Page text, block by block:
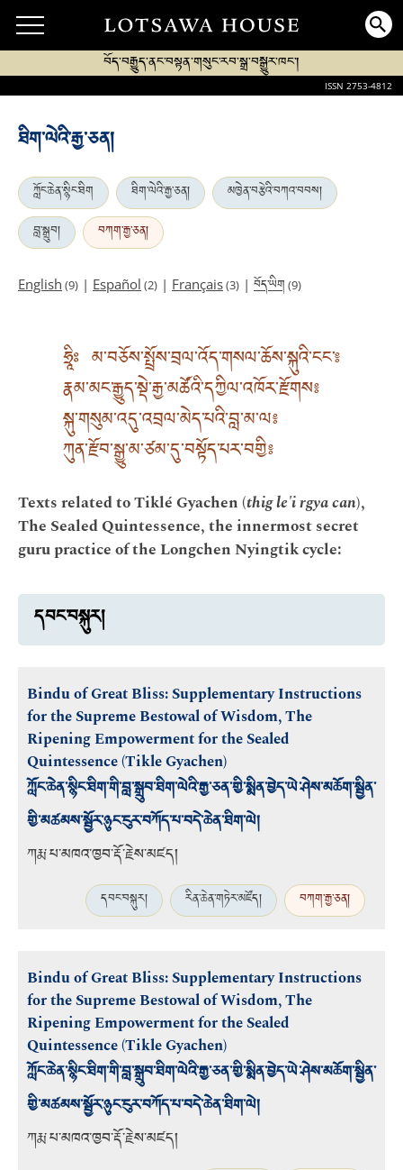
བོད་བརྒྱུད་ནང་བསྟན་གསུང་རབ་སྒྲ་བསྒྱུར་ཁང་།
ISSN 2753-4812
ཐིག་ལེའི་རྒྱ་ཅན།
ཀློང་ཆེན་སྙིང་ཐིག ཐིག་ལེའི་རྒྱ་ཅན།
མཁྱེན་བརྩེའི་བཀའ་བབས།
བླ་སྒྲུབ།
བཀག་རྒྱ་ཅན།
English (9) | Español (2) | Français(3) | བོད་ཡིག (9)
ཧྲཱིཿ མ་བཅོས་སྤྲོས་བྲལ་འོད་གསལ་ཆོས་སྐུའི་ངང་༔
རྣམ་མང་རྒྱུད་སྡེ་རྒྱ་མཚོའི་དཀྱིལ་འཁོར་རྫོགས༔
སྐུ་གསུམ་འདུ་འབྲལ་མེད་པའི་བླ་མ་ལ༔
ཀུན་རྫོབ་སྒྱུ་མ་ཙམ་དུ་བསྟོད་པར་བགྱི༔
Texts related to Tiklé Gyachen (thig le'i rgya can),
The Sealed Quintessence, the innermost secret
guru practice of the Longchen Nyingtik cycle:
དབང་བསྐུར།
Bindu of Great Bliss: Supplementary Instructions
for the Supreme Bestowal of Wisdom, The
Ripening Empowerment for the Sealed
Quintessence (Tikle Gyachen)
ཀློང་ཆེན་སྙིང་ཐིག་གི་བླ་སྒྲུབ་ཐིག་ལེའི་རྒྱ་ཅན་གྱི་སྨིན་བྱེད་ཡེ་ཤེས་མཆོག་སྦྱིན་
གྱི་མཚམས་སྦྱོར་ཉུང་ངུར་བཀོད་པ་བདེ་ཆེན་ཐིག་ལེ།
ཀརྨ་པ་མཁའ་ཁྱབ་རྡོ་རྗེས་མཛད།
དབང་བསྐུར། རིན་ཆེན་གཏེར་མཛོད། བཀག་རྒྱ་ཅན།
Bindu of Great Bliss: Supplementary Instructions
for the Supreme Bestowal of Wisdom, The
Ripening Empowerment for the Sealed
Quintessence (Tikle Gyachen)
ཀློང་ཆེན་སྙིང་ཐིག་གི་བླ་སྒྲུབ་ཐིག་ལེའི་རྒྱ་ཅན་གྱི་སྨིན་བྱེད་ཡེ་ཤེས་མཆོག་སྦྱིན་
གྱི་མཚམས་སྦྱོར་ཉུང་ངུར་བཀོད་པ་བདེ་ཆེན་ཐིག་ལེ།
ཀརྨ་པ་མཁའ་ཁྱབ་རྡོ་རྗེས་མཛད།